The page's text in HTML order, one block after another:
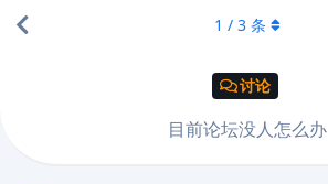
讨论
目前论坛没人怎么办
1 / 3 条